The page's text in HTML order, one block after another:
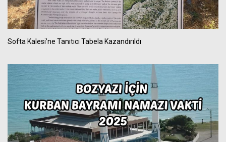
Softa Kalesi’ne Tanıtıcı Tabela Kazandırıldı